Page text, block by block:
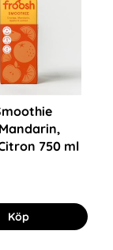
750 ml
Köp